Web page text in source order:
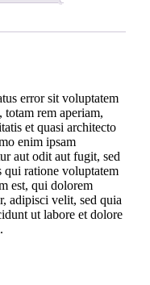
error sit voluptatem
rem aperiam,
et quasi architecto
enim ipsam
aut odit aut fugit, sed
qui ratione voluptatem
est, qui dolorem
adipisci velit, sed quia
ut labore et dolore